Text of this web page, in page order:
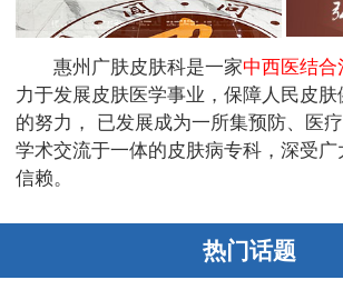
惠州广肤皮肤科是一家中西医结合
力于发展皮肤医学事业，保障人民皮
的努力， 已发展成为一所集预防、医疗
学术交流于一体的皮肤病专科，深受
信赖。
热门话题